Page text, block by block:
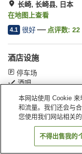
长崎, 长崎县, 日本
在地图上查看
4.1 很好 点评数: 22
酒店设施
停车场
酒吧
首页 日本 长崎县
本网站使用 Cookie
和流量。我们还会与
您使用我们网站相关的
不得出售我的